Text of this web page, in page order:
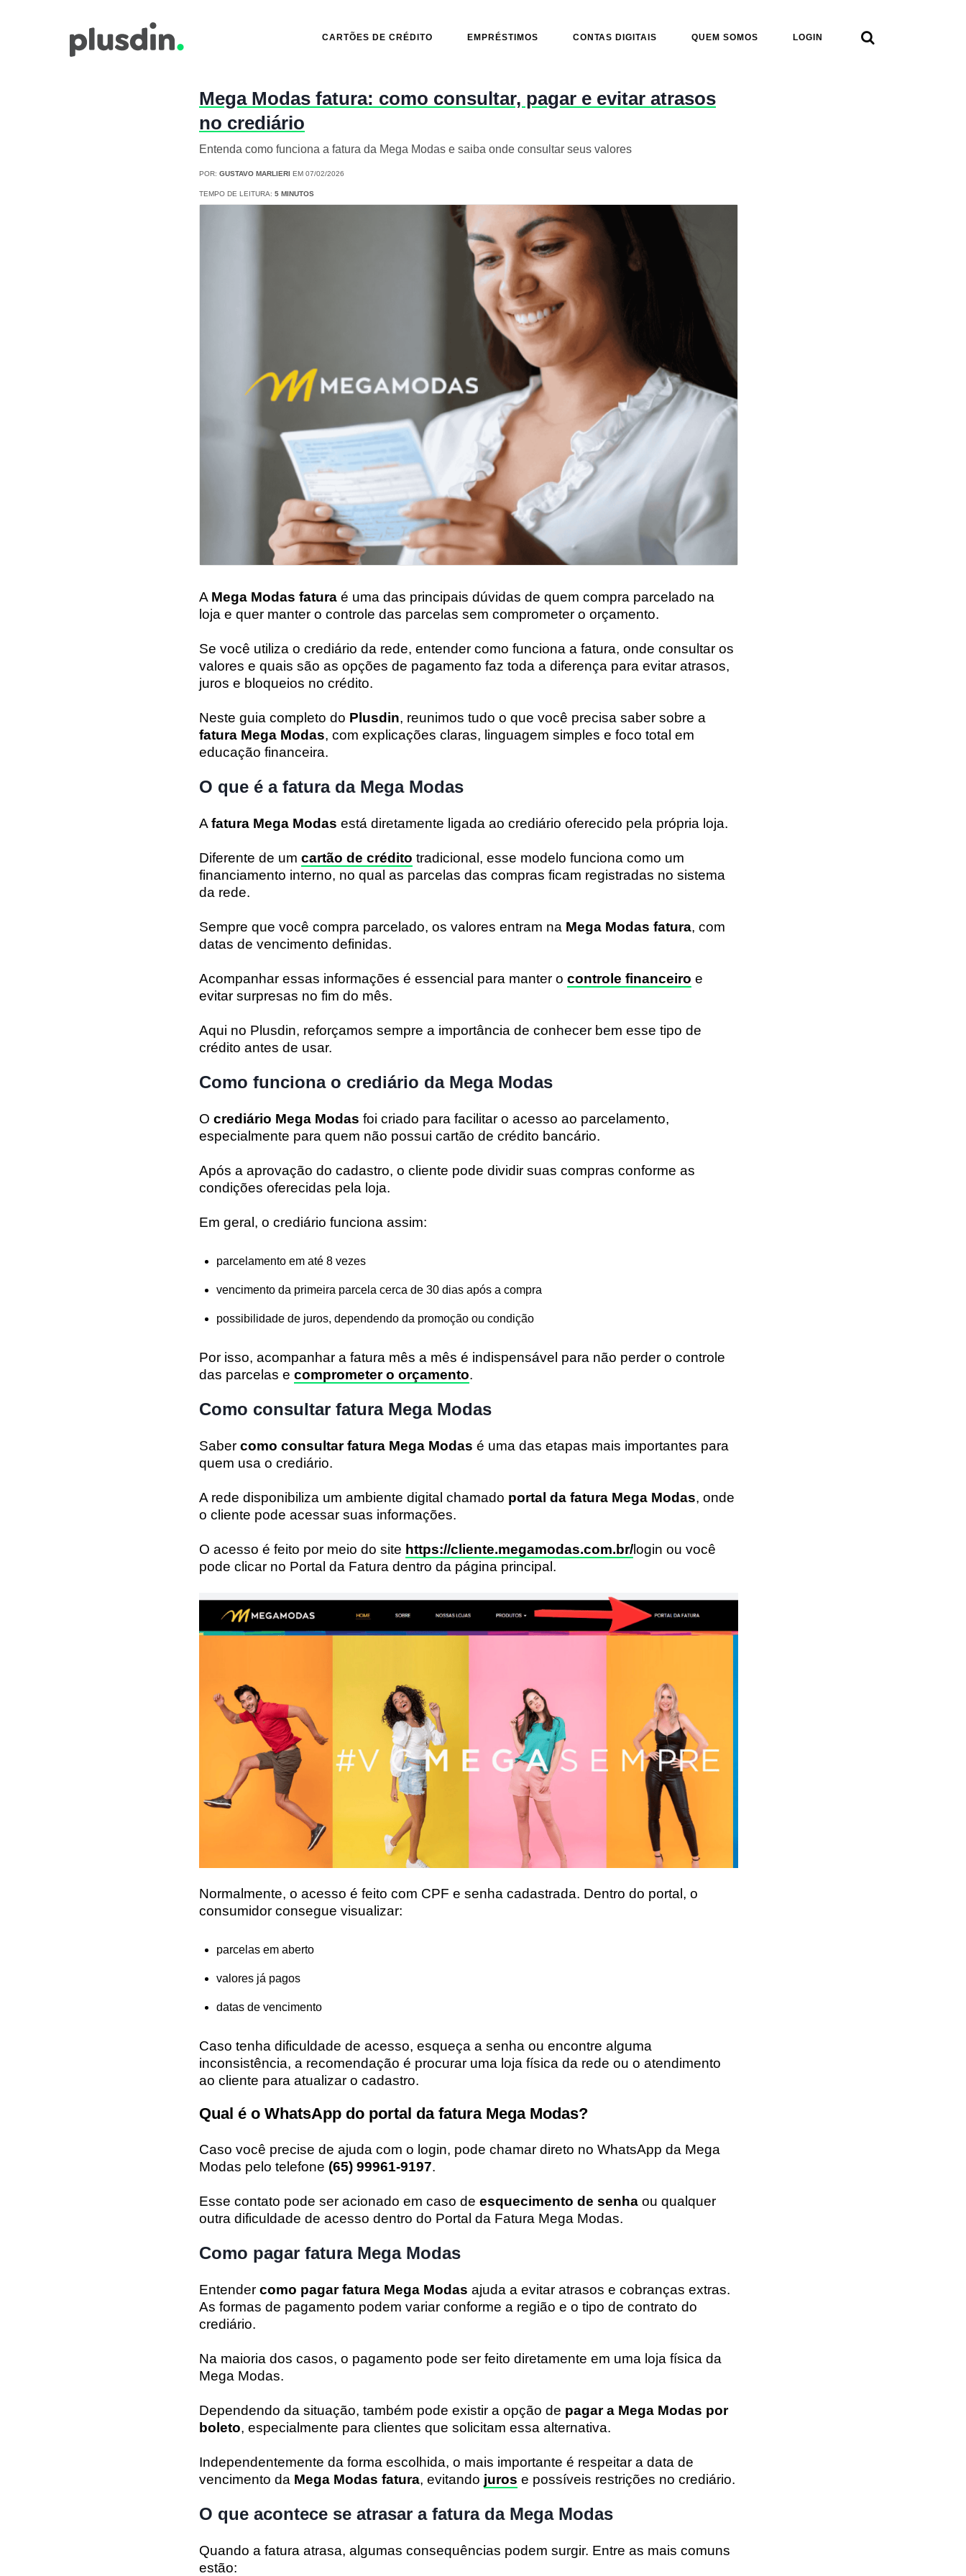
CARTÕES DE CRÉDITO EMPRÉSTIMOS CONTAS DIGITAIS QUEM SOMOS LOGIN 
Mega Modas fatura: como consultar, pagar e evitar atrasos
no crediário
Entenda como funciona a fatura da Mega Modas e saiba onde consultar seus valores
POR: GUSTAVO MARLIERI EM 07/02/2026
TEMPO DE LEITURA: 5 MINUTOS
A Mega Modas fatura é uma das principais dúvidas de quem compra parcelado na
loja e quer manter o controle das parcelas sem comprometer o orçamento.
Se você utiliza o crediário da rede, entender como funciona a fatura, onde consultar os
valores e quais são as opções de pagamento faz toda a diferença para evitar atrasos,
juros e bloqueios no crédito.
Neste guia completo do Plusdin, reunimos tudo o que você precisa saber sobre a
fatura Mega Modas, com explicações claras, linguagem simples e foco total em
educação financeira.
O que é a fatura da Mega Modas
A fatura Mega Modas está diretamente ligada ao crediário oferecido pela própria loja.
Diferente de um cartão de crédito tradicional, esse modelo funciona como um
financiamento interno, no qual as parcelas das compras ficam registradas no sistema
da rede.
Sempre que você compra parcelado, os valores entram na Mega Modas fatura, com
datas de vencimento definidas.
Acompanhar essas informações é essencial para manter o controle financeiro e
evitar surpresas no fim do mês.
Aqui no Plusdin, reforçamos sempre a importância de conhecer bem esse tipo de
crédito antes de usar.
Como funciona o crediário da Mega Modas
O crediário Mega Modas foi criado para facilitar o acesso ao parcelamento,
especialmente para quem não possui cartão de crédito bancário.
Após a aprovação do cadastro, o cliente pode dividir suas compras conforme as
condições oferecidas pela loja.
Em geral, o crediário funciona assim:
parcelamento em até 8 vezes
vencimento da primeira parcela cerca de 30 dias após a compra
possibilidade de juros, dependendo da promoção ou condição
Por isso, acompanhar a fatura mês a mês é indispensável para não perder o controle
das parcelas e comprometer o orçamento.
Como consultar fatura Mega Modas
Saber como consultar fatura Mega Modas é uma das etapas mais importantes para
quem usa o crediário.
A rede disponibiliza um ambiente digital chamado portal da fatura Mega Modas, onde
o cliente pode acessar suas informações.
O acesso é feito por meio do site https://cliente.megamodas.com.br/login ou você
pode clicar no Portal da Fatura dentro da página principal.
Normalmente, o acesso é feito com CPF e senha cadastrada. Dentro do portal, o
consumidor consegue visualizar:
parcelas em aberto
valores já pagos
datas de vencimento
Caso tenha dificuldade de acesso, esqueça a senha ou encontre alguma
inconsistência, a recomendação é procurar uma loja física da rede ou o atendimento
ao cliente para atualizar o cadastro.
Qual é o WhatsApp do portal da fatura Mega Modas?
Caso você precise de ajuda com o login, pode chamar direto no WhatsApp da Mega
Modas pelo telefone (65) 99961-9197.
Esse contato pode ser acionado em caso de esquecimento de senha ou qualquer
outra dificuldade de acesso dentro do Portal da Fatura Mega Modas.
Como pagar fatura Mega Modas
Entender como pagar fatura Mega Modas ajuda a evitar atrasos e cobranças extras.
As formas de pagamento podem variar conforme a região e o tipo de contrato do
crediário.
Na maioria dos casos, o pagamento pode ser feito diretamente em uma loja física da
Mega Modas.
Dependendo da situação, também pode existir a opção de pagar a Mega Modas por
boleto, especialmente para clientes que solicitam essa alternativa.
Independentemente da forma escolhida, o mais importante é respeitar a data de
vencimento da Mega Modas fatura, evitando juros e possíveis restrições no crediário.
O que acontece se atrasar a fatura da Mega Modas
Quando a fatura atrasa, algumas consequências podem surgir. Entre as mais comuns
estão: